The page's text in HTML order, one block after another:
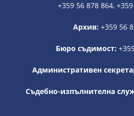
+359 56 878 864,
Архив: +359 56
Бюро съдимост:
Административен
Съдебно-изпълнителна